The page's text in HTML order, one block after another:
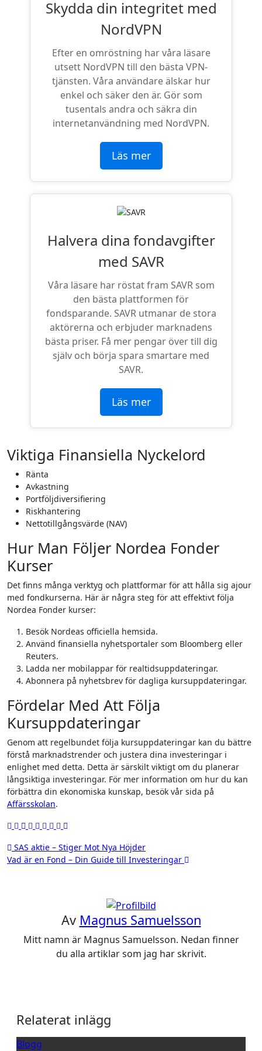
Skydda din integritet med
NordVPN
Efter en omröstning har våra läsare
utsett NordVPN till den bästa VPN-
tjänsten. Våra användare älskar hur
enkel och säker den är. Gör som
tusentals andra och säkra din
internetanvändning med NordVPN.
Läs mer
Halvera dina fondavgifter
med SAVR
Våra läsare har röstat fram SAVR som
den bästa plattformen för
fondsparande. SAVR utmanar de stora
aktörerna och erbjuder marknadens
bästa priser. Få mer pengar över till dig
själv och börja spara smartare med
SAVR.
Läs mer
Viktiga Finansiella Nyckelord
Ränta
Avkastning
Portföljdiversifiering
Riskhantering
Nettotillgångsvärde (NAV)
Hur Man Följer Nordea Fonder
Kurser
Det finns många verktyg och plattformar för att hålla sig ajour
med fondkurserna. Här är några steg för att effektivt följa
Nordea Fonder kurser:
Besök Nordeas officiella hemsida.
Använd finansiella nyhetsportaler som Bloomberg eller
Reuters.
Ladda ner mobilappar för realtidsuppdateringar.
Abonnera på nyhetsbrev för dagliga kursuppdateringar.
Fördelar Med Att Följa
Kursuppdateringar
Genom att regelbundet följa kursuppdateringar kan du bättre
förstå marknadstrender och justera dina investeringar i
enlighet med detta. Detta är särskilt viktigt om du planerar
långsiktiga investeringar. För mer information om hur du kan
förbättra din ekonomiska kunskap, besök vår sida på
Affärsskolan.
Inläggsnavigering
SAS aktie – Stiger Mot Nya Höjder
Vad är en Fond – Din Guide till Investeringar
Av Magnus Samuelsson
Mitt namn är Magnus Samuelsson. Nedan finner
du alla artiklar som jag har skrivit.
Relaterat inlägg
Blogg